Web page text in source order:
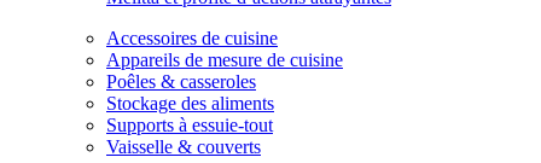
Accessoires de cuisine
Appareils de mesure de cuisine
Poêles & casseroles
Stockage des aliments
Supports à essuie-tout
Vaisselle & couverts